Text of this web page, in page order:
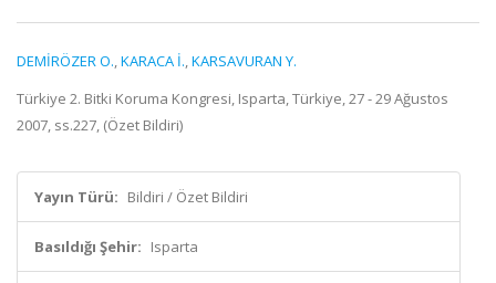
DEMİRÖZER O.,KARACA İ.,KARSAVURAN Y.
Türkiye 2. Bitki Koruma Kongresi, Isparta, Türkiye, 27 - 29 Ağustos
2007, ss.227, (Özet Bildiri)
Yayın Türü: Bildiri / Özet Bildiri
Basıldığı Şehir: Isparta